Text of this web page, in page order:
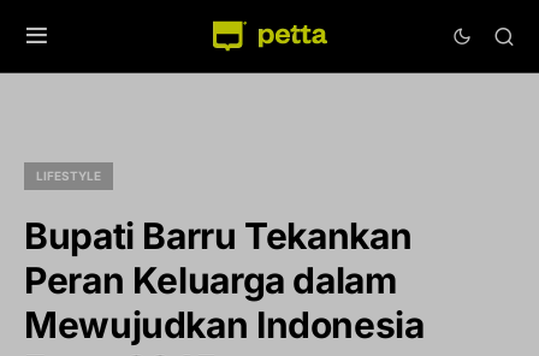
LIFESTYLE
Bupati Barru Tekankan
Peran Keluarga dalam
Mewujudkan Indonesia